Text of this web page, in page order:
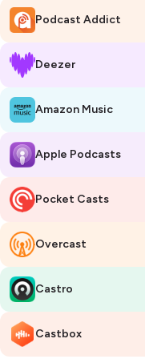
réalité riche en apports
organisme.
Découvrez dans cet
Avec la participation de :
👤 Sandrine Cuisenier –
👤 Florianne Dudragne –
International
Vous souhaitez en savoir
🎧Toutes les réponses
👉 Bonne écoute !
Hébergé par Ausha. Visitez
pour plus d'informations.
Podcast Addict
Deezer
Amazon Music
Apple Podcasts
Pocket Casts
Overcast
Castro
Castbox